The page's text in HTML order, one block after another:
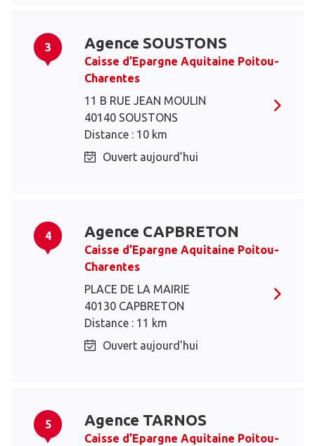
3 Agence SOUSTONS
Caisse d’Epargne Aquitaine Poitou-
Charentes
11 B RUE JEAN MOULIN
40140 SOUSTONS
Distance : 10 km
Ouvert aujourd’hui
4 Agence CAPBRETON
Caisse d’Epargne Aquitaine Poitou-
Charentes
PLACE DE LA MAIRIE
40130 CAPBRETON
Distance : 11 km
Ouvert aujourd’hui
5 Agence TARNOS
Caisse d’Epargne Aquitaine Poitou-